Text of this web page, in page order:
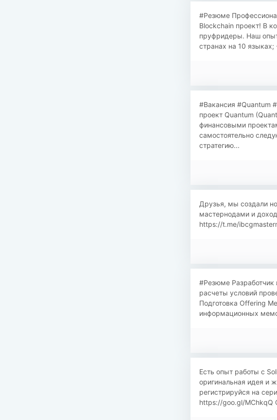
#Резюме
Blockchain проект! В
пруфридеры. Наш
странах на 10 языках;
#Вакансия #Quantum
проект Quantum
финансовыми
самостоятельно
стратегию...
Друзья, мы создали
мастернодами и
https://t.me/
#Резюме Разработчик
расчеты условий
Подготовка Offering
информационных
Есть опыт работы с
оригинальная идея и
регистрируйся на
https://goo.gl/MChkqQ